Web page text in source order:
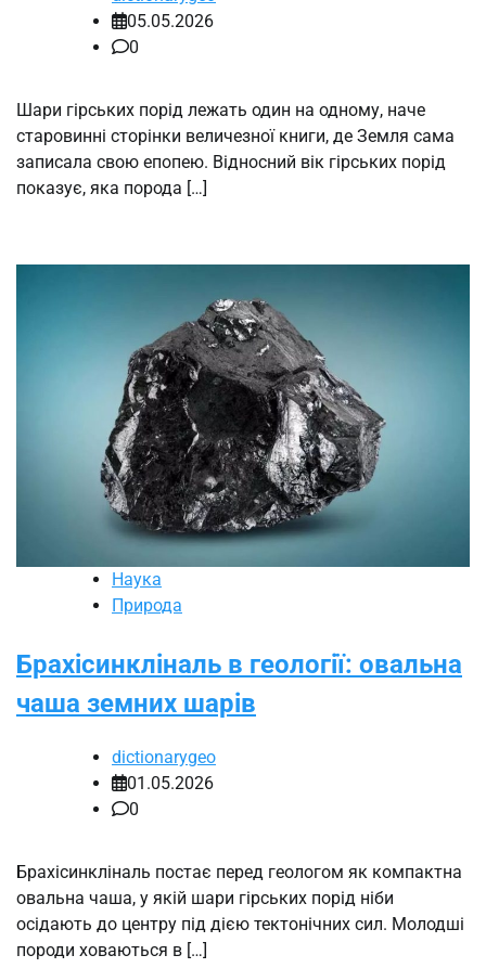
05.05.2026
0
Шари гірських порід лежать один на одному, наче
старовинні сторінки величезної книги, де Земля сама
записала свою епопею. Відносний вік гірських порід
показує, яка порода […]
Наука
Природа
Брахісинкліналь в геології: овальна
чаша земних шарів
dictionarygeo
01.05.2026
0
Брахісинкліналь постає перед геологом як компактна
овальна чаша, у якій шари гірських порід ніби
осідають до центру під дією тектонічних сил. Молодші
породи ховаються в […]